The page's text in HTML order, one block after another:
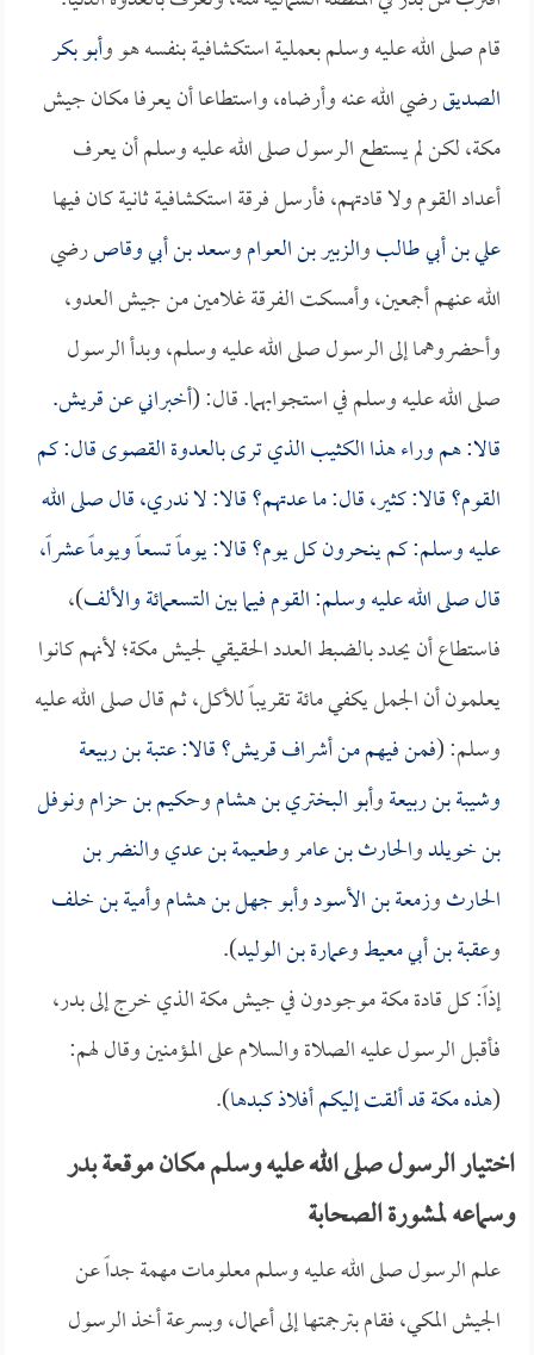
قام صلى الله عليه وسلم بعملية استكشافية بنفسه هو وأبو بكر
الصديقرضي الله عنه وأرضاه، واستطاعا أن يعرفا مكان جيش
مكة، لكن لم يستطع الرسول صلى الله عليه وسلم أن يعرف
أعداد القوم ولا قادتهم، فأرسل فرقة استكشافية ثانية كان فيها
علي بن أبي طالبوالزبير بن العواموسعد بن أبي وقاصرضي
الله عنهم أجمعين، وأمسكت الفرقة غلامين من جيش العدو،
وأحضروهما إلى الرسول صلى الله عليه وسلم، وبدأ الرسول
صلى الله عليه وسلم في استجوابهما. قال: (أخبراني عن قريش.
قالا: هم وراء هذا الكثيب الذي ترى بالعدوة القصوى قال: كم
القوم؟ قالا: كثير، قال: ما عدتهم؟ قالا: لا ندري، قال صلى الله
عليه وسلم: كم ينحرون كل يوم؟ قالا: يوماً تسعاً ويوماً عشراً،
قال صلى الله عليه وسلم: القوم فيما بين التسعمائة والألف)،
فاستطاع أن يحدد بالضبط العدد الحقيقي لجيش مكة؛ لأنهم كانوا
يعلمون أن الجمل يكفي مائة تقريباً للأكل، ثم قال صلى الله عليه
وسلم: (فمن فيهم من أشراف قريش؟ قالا:عتبة بن ربيعة
وشيبة بن ربيعةوأبو البختري بن هشاموحكيم بن حزامونوفل
بن خويلدوالحارث بن عامروطعيمة بن عديوالنضر بن
الحارثوزمعة بن الأسودوأبو جهل بن هشاموأمية بن خلف
وعقبة بن أبي معيطوعمارة بن الوليد).
إذاً: كل قادة مكة موجودون في جيش مكة الذي خرج إلى بدر،
فأقبل الرسول عليه الصلاة والسلام على المؤمنين وقال لهم:
(هذه مكة قد ألقت إليكم أفلاذ كبدها).
اختيار الرسول صلى الله عليه وسلم مكان موقعة بدر
وسماعه لمشورة الصحابة
علم الرسول صلى الله عليه وسلم معلومات مهمة جداً عن
الجيش المكي، فقام بترجمتها إلى أعمال، وبسرعة أخذ الرسول